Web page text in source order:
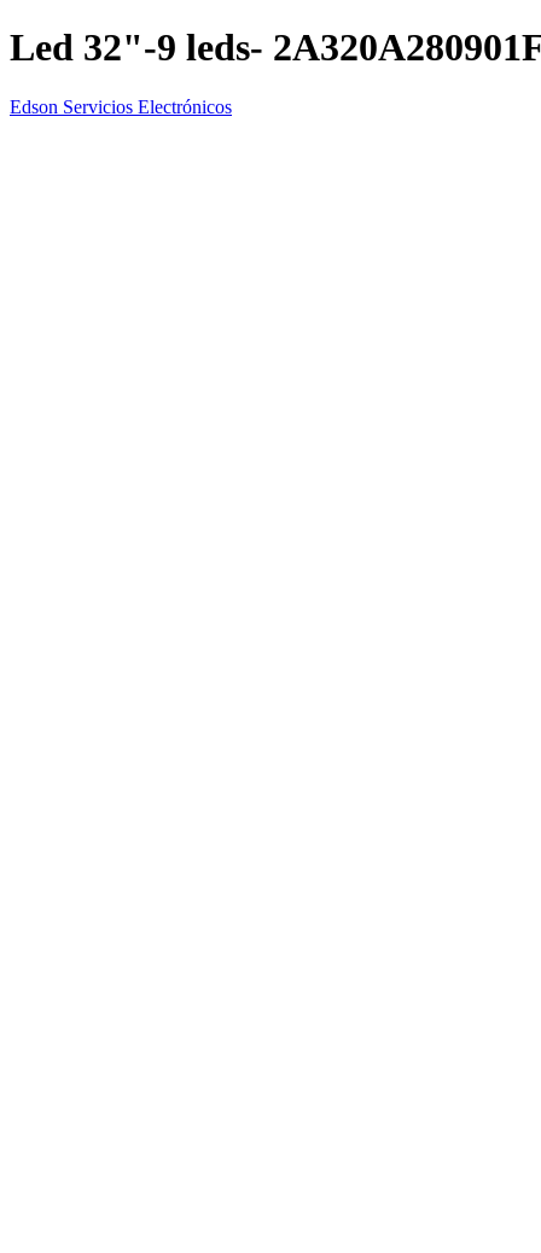
Led 32"-9 leds-
Edson Servicios Electrónicos